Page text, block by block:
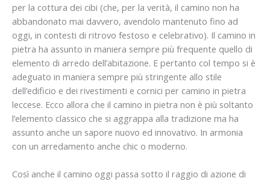
per la cottura dei cibi (che, per la verità, il camino non ha
abbandonato mai davvero, avendolo mantenuto fino ad
oggi, in contesti di ritrovo festoso e celebrativo). Il camino in
pietra ha assunto in maniera sempre più frequente quello di
elemento di arredo dell’abitazione. E pertanto col tempo si è
adeguato in maniera sempre più stringente allo stile
dell’edificio e dei rivestimenti e cornici per camino in pietra
leccese. Ecco allora che il camino in pietra non è più soltanto
l’elemento classico che si aggrappa alla tradizione ma ha
assunto anche un sapore nuovo ed innovativo. In armonia
con un arredamento anche chic o moderno.
Così anche il camino oggi passa sotto il raggio di azione di